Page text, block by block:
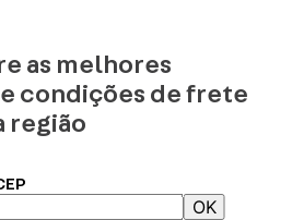
as melhores
condições de frete
região
OK
"kit-alimentacao-